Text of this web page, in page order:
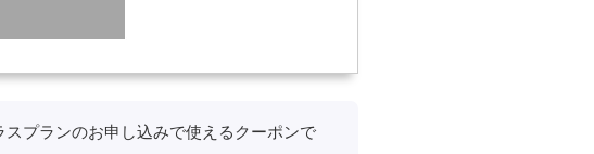
プランのお申し込みで使えるクーポンで